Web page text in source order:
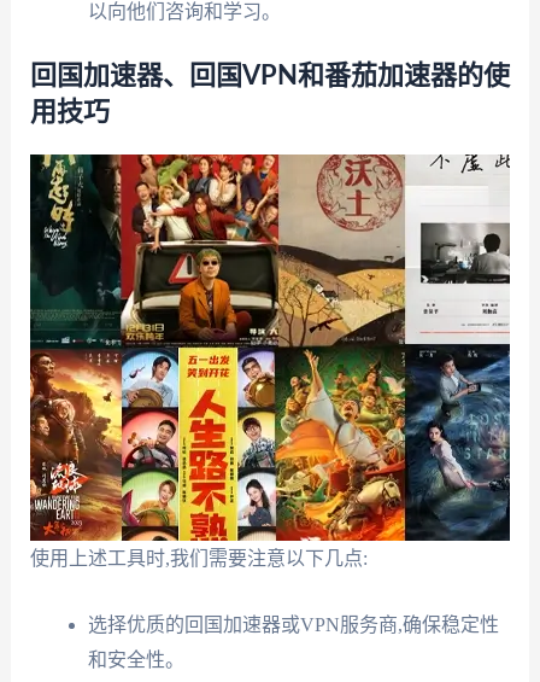
以向他们咨询和学习。
回国加速器、回国VPN和番茄加速器的使
用技巧
使用上述工具时,我们需要注意以下几点:
选择优质的回国加速器或VPN服务商,确保稳定性
和安全性。